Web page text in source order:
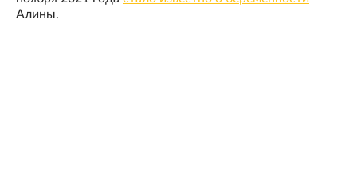
Алины.